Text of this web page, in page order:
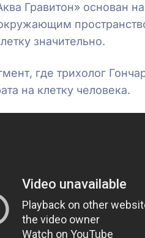
Гравитон» основан
значительно.
где трихолог
на клетку человека.